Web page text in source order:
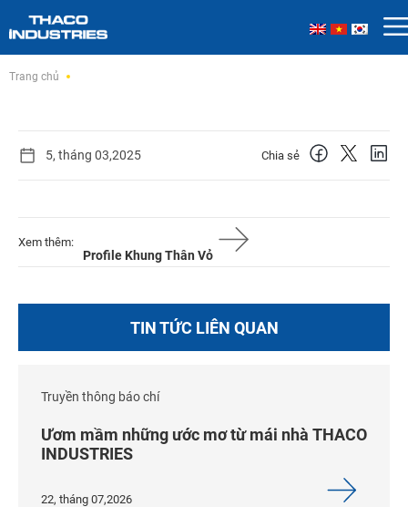
Trang chủ
5, tháng 03,2025 Chia sẻ
Xem thêm:
Profile Khung Thân Vỏ
TIN TỨC LIÊN QUAN
Truyền thông báo chí
Ươm mầm những ước mơ từ mái nhà THACO
INDUSTRIES
22, tháng 07,2026